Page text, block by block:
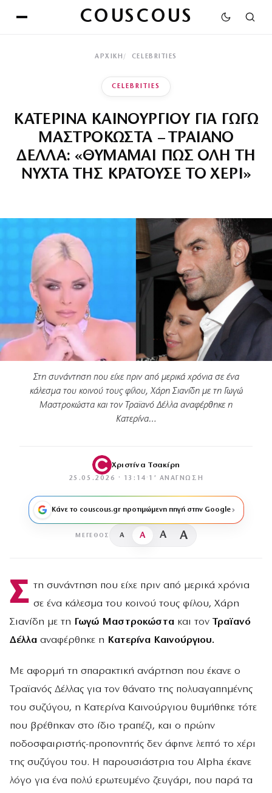
COUSCOUS
ΑΡΧΙΚΉ CELEBRITIES
CELEBRITIES
ΚΑΤΕΡΙΝΑ ΚΑΙΝΟΥΡΓΙΟΥ ΓΙΑ ΓΩΓΩ
ΜΑΣΤΡΟΚΩΣΤΑ – ΤΡΑΙΑΝΟ
ΔΕΛΛΑ: «ΘΥΜΑΜΑΙ ΠΩΣ ΟΛΗ ΤΗ
ΝΥΧΤΑ ΤΗΣ ΚΡΑΤΟΥΣΕ ΤΟ ΧΕΡΙ»
Στη συνάντηση που είχε πριν από μερικά χρόνια σε ένα
κάλεσμα του κοινού τους φίλου, Χάρη Σιανίδη με τη Γωγώ
Μαστροκώστα και τον Τραϊανό Δέλλα αναφέρθηκε η
Κατερίνα…
Χριστίνα Τσακίρη
25.05.2026 · 13:14 · 1′ ΑΝΆΓΝΩΣΗ
Κάνε το couscous.gr προτιμώμενη πηγή στην Google
ΜΈΓΕΘΟΣ A A A A
Σ τη συνάντηση που είχε πριν από μερικά χρόνια
σε ένα κάλεσμα του κοινού τους φίλου, Χάρη
Σιανίδη με τη Γωγώ Μαστροκώστα και τον Τραϊανό
Δέλλα αναφέρθηκε η Κατερίνα Καινούργιου.
Με αφορμή τη σπαρακτική ανάρτηση που έκανε ο
Τραϊανός Δέλλας για τον θάνατο της πολυαγαπημένης
του συζύγου, η Κατερίνα Καινούργιου θυμήθηκε τότε
που βρέθηκαν στο ίδιο τραπέζι, και ο πρώην
ποδοσφαιριστής-προπονητής δεν άφηνε λεπτό το χέρι
της συζύγου του. Η παρουσιάστρια του Alpha έκανε
λόγο για ένα πολύ ερωτευμένο ζευγάρι, που παρά τα